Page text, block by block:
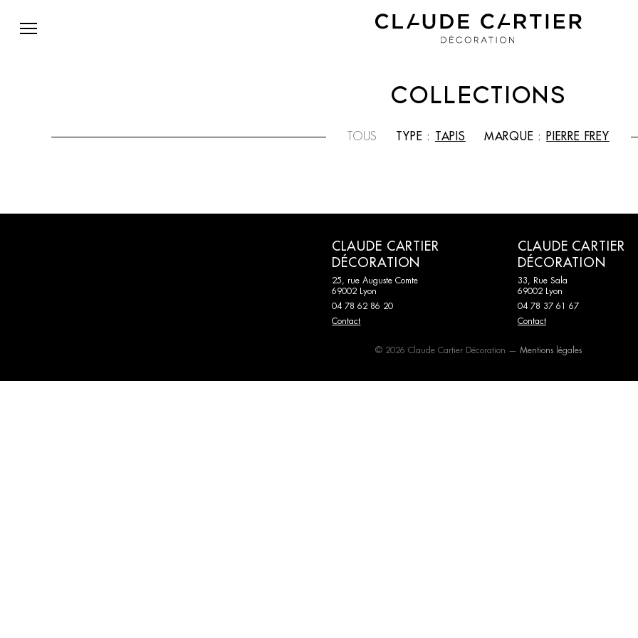
COLLECTIONS
TOUS TYPE : TAPIS MARQUE : PIERRE FREY
CLAUDE CARTIER
DÉCORATION
25, rue Auguste Comte
69002 Lyon
04 78 62 86 20
Contact
CLAUDE CARTIER
DÉCORATION
33, Rue Sala
69002 Lyon
04 78 37 61 67
Contact
© 2026 Claude Cartier Décoration — Mentions légales